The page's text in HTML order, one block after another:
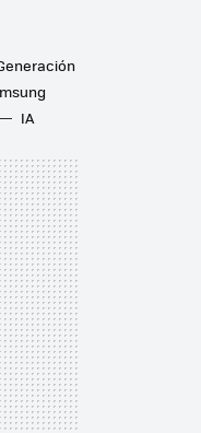
IA